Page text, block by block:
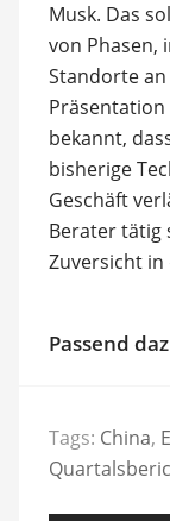
Musk. Das
von Phasen,
Standorte
Präsentation
bekannt,
bisherige
Geschäft
Berater tätig
Zuversicht in
Passend
Tags: China,